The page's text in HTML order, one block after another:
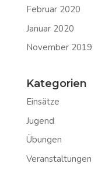
Februar 2020
Januar 2020
November 2019
Kategorien
Einsätze
Jugend
Übungen
Veranstaltungen